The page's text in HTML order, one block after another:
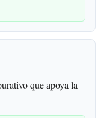
que apoya la